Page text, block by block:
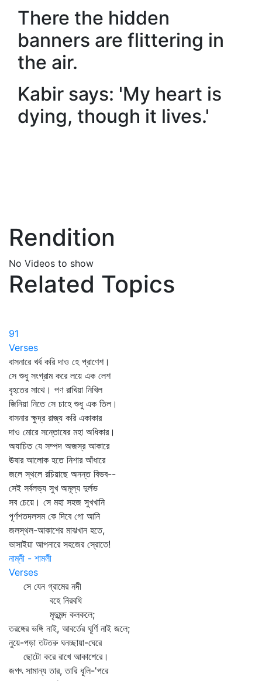
There the hidden
banners are flittering in
the air.
Kabir says: 'My heart is
dying, though it lives.'
Rendition
No Videos to show
Related Topics
91
Verses
বাসনারে খর্ব করি দাও হে প্রাণেশ।
সে শুধু সংগ্রাম করে লয়ে এক লেশ
বৃহতের সাথে। পণ রাখিয়া নিখিল
জিনিয়া নিতে সে চাহে শুধু এক তিল।
বাসনার ক্ষুদ্র রাজ্য করি একাকার
দাও মোরে সন্তোষের মহা অধিকার।
অযাচিত যে সম্পদ অজস্র আকারে
ঊষার আলোক হতে নিশার আঁধারে
জলে স্থলে রচিয়াছে অনন্ত বিভব--
সেই সর্বলভ্য সুখ অমূল্য দুর্লভ
সব চেয়ে। সে মহা সহজ সুখখানি
পূর্ণশতদলসম কে দিবে গো আনি
জলস্থল-আকাশের মাঝখান হতে,
ভাসাইয়া আপনারে সহজের স্রোতে!
নাম্নী - শামলী
Verses
সে যেন গ্রামের নদী
বহে নিরবধি
মৃদুমন্দ কলকলে;
তরঙ্গের ভঙ্গি নাই, আবর্তের ঘূর্ণি নাই জলে;
নুয়ে-পড়া তটতরু ঘনচ্ছায়া-ঘেরে
ছোটো করে রাখে আকাশেরে।
জগৎ সামান্য তার, তারি ধূলি-'পরে